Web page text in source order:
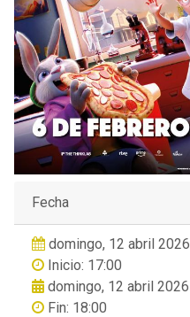
Fecha
domingo, 12 abril 2026
Inicio: 17:00
domingo, 12 abril 2026
Fin: 18:00